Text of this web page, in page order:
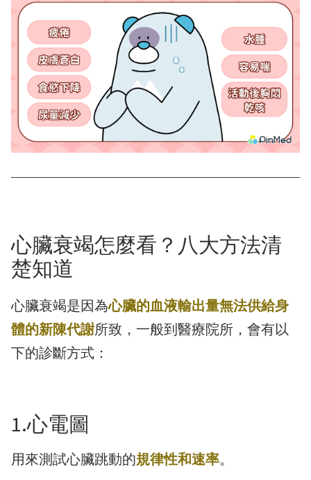
心臟衰竭怎麼看？八大方法清
楚知道
心臟衰竭是因為心臟的血液輸出量無法供給身
體的新陳代謝所致，一般到醫療院所，會有以
下的診斷方式：
1.心電圖
用來測試心臟跳動的規律性和速率。